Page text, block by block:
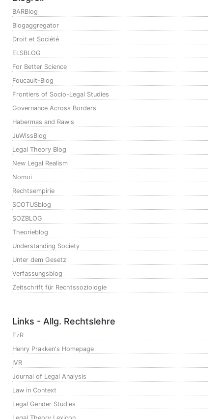
BARBlog
Blogaggregator
Droit et Société
ELSBLOG
For Better Science
Foucault-Blog
Frontiers of Socio-Legal Studies
Governance Across Borders
Habermas and Rawls
JuWissBlog
Legal Theory Blog
New Legal Realism
Nomoi
Rechtsempirie
SCOTUSblog
SOZBLOG
Theorieblog
Understanding Society
Unter dem Gesetz
Verfassungsblog
Zeitschrift für Rechtssoziologie
Links - Allg. Rechtslehre
EzR
Henry Prakken's Homepage
IVR
Journal of Legal Analysis
Law in Context
Legal Gender Studies